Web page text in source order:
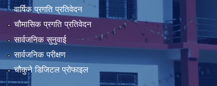
वार्षिक प्रगति प्रतिवेदन
चौमासिक प्रगति प्रतिवेदन
सार्वजनिक सुनुवाई
सार्वजनिक परीक्षण
चौकुने डिजिटल प्रोफाइल